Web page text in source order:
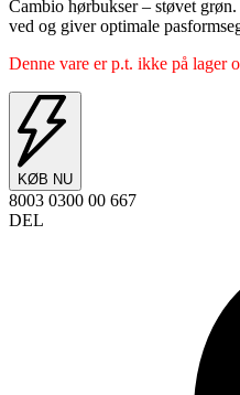
Cambio hørbukser – støvet
ved og giver optimale
Denne vare er p.t. ikke på lager
KØB NU
8003 0300 00 667
DEL